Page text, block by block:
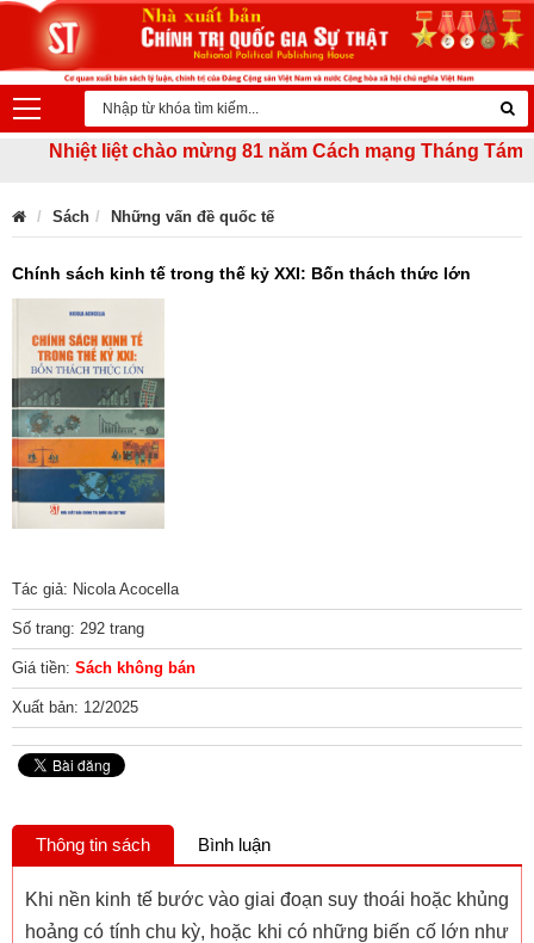
Nhiệt liệt chào mừng 81 năm Cách mạng Tháng Tám
Sách Những vấn đề quốc tế
Chính sách kinh tế trong thế kỷ XXI: Bốn thách thức lớn
Tác giả: Nicola Acocella
Số trang: 292 trang
Giá tiền: Sách không bán
Xuất bản: 12/2025
Thông tin sách Bình luận
Khi nền kinh tế bước vào giai đoạn suy thoái hoặc khủng
hoảng có tính chu kỳ, hoặc khi có những biến cố lớn như